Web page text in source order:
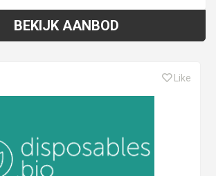
BEKIJK AANBOD
Like